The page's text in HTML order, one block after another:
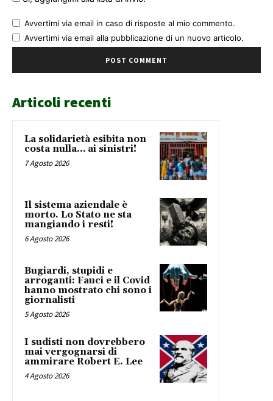
Avvertimi via email in caso di risposte al mio commento.
Avvertimi via email alla pubblicazione di un nuovo articolo.
Articoli recenti
La solidarietà esibita non
costa nulla… ai sinistri!
7 Agosto 2026
Il sistema aziendale è
morto. Lo Stato ne sta
mangiando i resti!
6 Agosto 2026
Bugiardi, stupidi e
arroganti: Fauci e il Covid
hanno mostrato chi sono i
giornalisti
5 Agosto 2026
I sudisti non dovrebbero
mai vergognarsi di
ammirare Robert E. Lee
4 Agosto 2026